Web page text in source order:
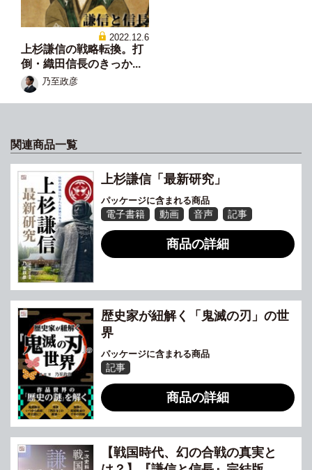
2022.12.6
上杉謙信の戦略転換。打
倒・織田信長のきっか...
乃至政彦
関連商品一覧
上杉謙信「最新研究」
パッケージに含まれる商品
電子書籍 動画 音声 記事
商品の詳細
歴史家が紐解く「鬼滅の刃」の世
界
パッケージに含まれる商品
記事
商品の詳細
【戦国時代、幻の合戦の真実と